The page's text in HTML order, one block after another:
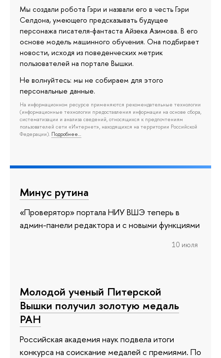
Мы создали робота Гэри и назвали его в честь Гэри
Селдона, умеющего предсказывать будущее
персонажа писателя-фантаста Айзека Азимова. В его
основе модель машинного обучения. Она подбирает
новости, исходя из поведенческих метрик
пользователей на портале Вышки.
Не волнуйтесь: мы не собираем для этого
персональные данные.
На информационном ресурсе применяются рекомендательные технологии
(информационные технологии предоставления информации на основе сбора,
систематизации и анализа сведений, относящихся к предпочтениям
пользователей сети «Интернет», находящихся на территории Российской
Федерации). Подробнее…
Минус рутина
«Проверятор» портала НИУ ВШЭ теперь в
админ-панели редактора и с новыми функциями
10 июля
Молодой ученый Питерской
Вышки получил золотую медаль
РАН
Российская академия наук подвела итоги
конкурса на соискание медалей с премиями. По